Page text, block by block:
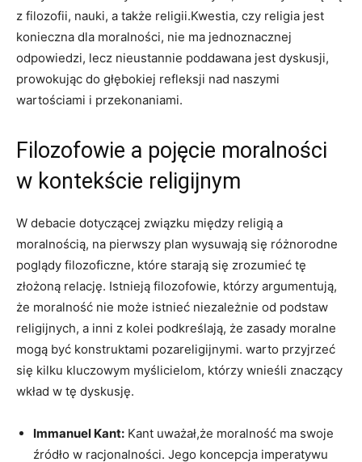
z filozofii, ‌nauki, a także religii.Kwestia,​ czy religia jest
konieczna dla moralności, nie ma jednoznacznej
odpowiedzi, ‌lecz nieustannie poddawana ⁤jest dyskusji,
prowokując do głębokiej refleksji nad ⁢naszymi
wartościami i przekonaniami.
Filozofowie a pojęcie moralności
w⁤ kontekście religijnym
W debacie dotyczącej związku między religią a
moralnością, ‌na pierwszy plan​ wysuwają się różnorodne
poglądy filozoficzne, które starają ​się zrozumieć tę
⁤złożoną relację. Istnieją filozofowie, którzy argumentują,
że moralność nie może istnieć niezależnie od podstaw
religijnych, a inni z‍ kolei podkreślają, że zasady moralne
mogą być⁢ konstruktami pozareligijnymi. warto⁤ przyjrzeć
się kilku kluczowym myślicielom, którzy wnieśli znaczący
wkład w tę⁤ dyskusję.
Immanuel Kant: Kant uważał,że moralność ma​ swoje
źródło w racjonalności. Jego koncepcja imperatywu